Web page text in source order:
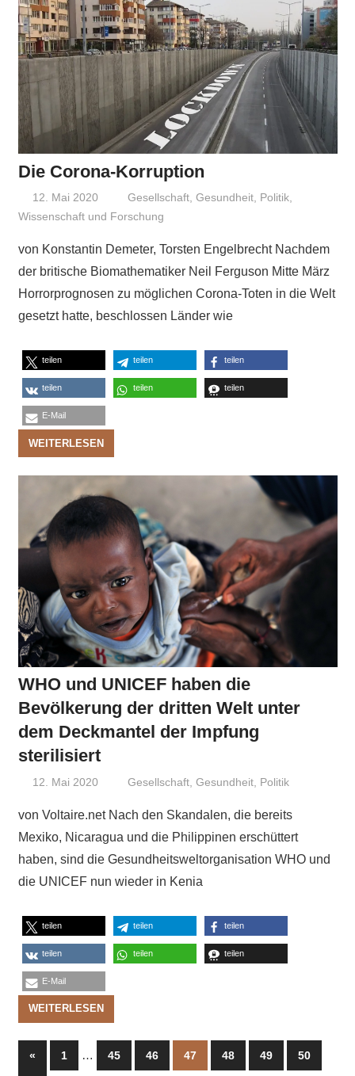
Die Corona-Korruption
12. Mai 2020 Niki Vogt
Gesellschaft,Gesundheit, Politik,
Wissenschaft und Forschung
von Konstantin Demeter, Torsten Engelbrecht Nachdem
der britische Biomathematiker Neil Ferguson Mitte März
Horrorprognosen zu möglichen Corona-Toten in die Welt
gesetzt hatte, beschlossen Länder wie
teilen teilen teilen
teilen teilen teilen
E-Mail
WEITERLESEN
WHO und UNICEF haben die
Bevölkerung der dritten Welt unter
dem Deckmantel der Impfung
sterilisiert
12. Mai 2020 Niki Vogt
Gesellschaft ,Gesundheit Politik
von Voltaire.net Nach den Skandalen, die bereits
Mexiko, Nicaragua und die Philippinen erschüttert
haben, sind die Gesundheitsweltorganisation WHO und
die UNICEF nun wieder in Kenia
teilen teilen teilen
teilen teilen teilen
E-Mail
WEITERLESEN
Seitennummerierung
«Vorherige
1 … 45 46 47 48 49 50